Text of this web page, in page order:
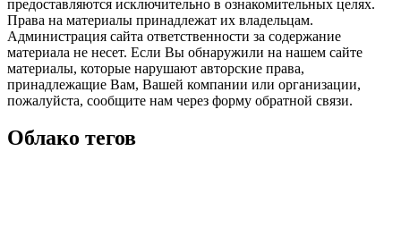
предоставляются исключительно в ознакомительных целях.
Права на материалы принадлежат их владельцам.
Администрация сайта ответственности за содержание
материала не несет. Если Вы обнаружили на нашем сайте
материалы, которые нарушают авторские права,
принадлежащие Вам, Вашей компании или организации,
пожалуйста, сообщите нам через форму обратной связи.
Облако тегов